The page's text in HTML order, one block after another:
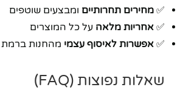
✅ מחירים תחרותיים ומבצעים שוטפים
✅ אחריות מלאה על כל המוצרים
✅ אפשרות לאיסוף עצמי מהחנות ברמת
שאלות נפוצות (FAQ)